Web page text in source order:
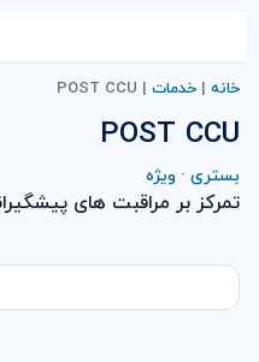
خانه | خدمات |
POST CCU
POST CCU
بستری · ویژه
تمرکز بر مراقبت های